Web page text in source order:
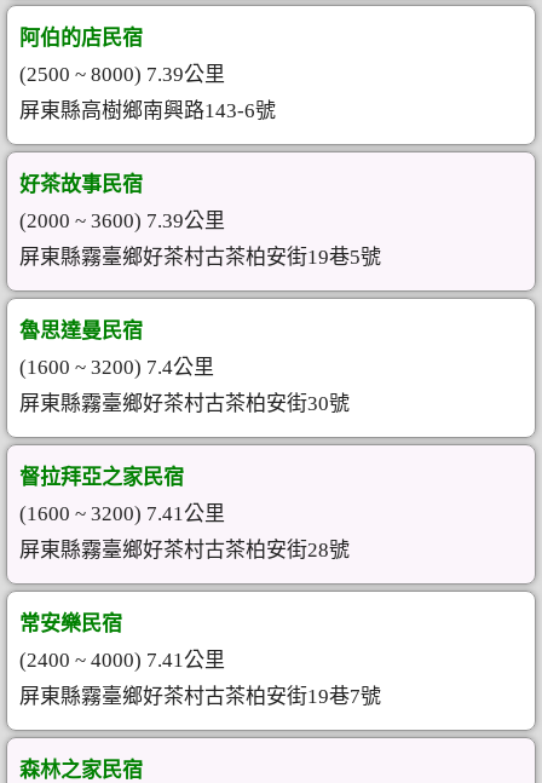
阿伯的店民宿
(2500 ~ 8000) 7.39公里
屏東縣高樹鄉南興路143-6號
好茶故事民宿
(2000 ~ 3600) 7.39公里
屏東縣霧臺鄉好茶村古茶柏安街19巷5號
魯思達曼民宿
(1600 ~ 3200) 7.4公里
屏東縣霧臺鄉好茶村古茶柏安街30號
督拉拜亞之家民宿
(1600 ~ 3200) 7.41公里
屏東縣霧臺鄉好茶村古茶柏安街28號
常安樂民宿
(2400 ~ 4000) 7.41公里
屏東縣霧臺鄉好茶村古茶柏安街19巷7號
森林之家民宿